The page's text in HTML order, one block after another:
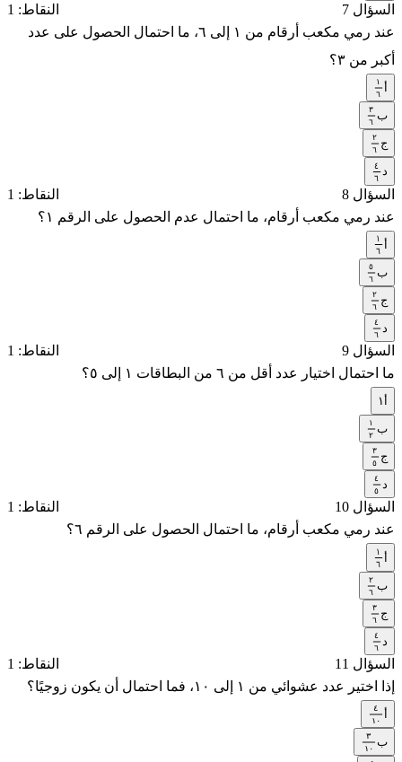
٦
السؤال 7
النقاط: 1
عند رمي مكعب أرقام من ١ إلى ٦، ما احتمال الحصول على عدد
أكبر من ٣؟
١
٦١
٦
ب ٦
٣
٦ ج ٦٢
٦
٦
٤
٦
السؤال 8
النقاط: 1
عند رمي مكعب أرقام، ما احتمال عدم الحصول على الرقم ١؟
١
٦١
٦
ب ٦
٥
٦ ج ٦٢
٦
٦٤
٦
السؤال 9
النقاط: 1
ما احتمال اختيار عدد أقل من ٦ من البطاقات ١ إلى ٥؟
١
ب ٢
١
٢ ج ٥٣
٥
٥٤
٥
السؤال 10
النقاط: 1
عند رمي مكعب أرقام، ما احتمال الحصول على الرقم ٦؟
١
٦١
٦
ب ٦
٢
٦ ج ٦٣
٦
٦٤
٦
السؤال 11
النقاط: 1
إذا اختير عدد عشوائي من ١ إلى ١٠، فما احتمال أن يكون زوجيًا؟
١ ٠ ٤ ١
٠
ب ١ ٠ ٣١